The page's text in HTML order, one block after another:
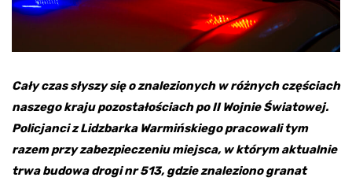
Cały czas słyszy się o znalezionych w różnych częściach
naszego kraju pozostałościach po II Wojnie Światowej.
Policjanci z Lidzbarka Warmińskiego pracowali tym
razem przy zabezpieczeniu miejsca, w którym aktualnie
trwa budowa drogi nr 513, gdzie znaleziono granat